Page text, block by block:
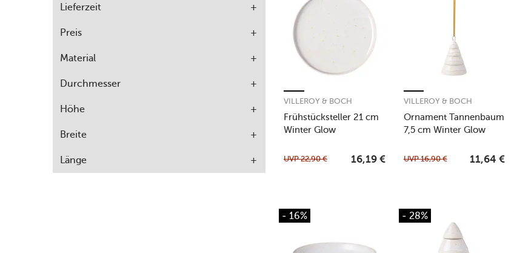
Lieferzeit
Preis
Material
Durchmesser
Höhe
Breite
Länge
Frühstücksteller 21 cm
Winter Glow
VILLEROY & BOCH
UVP22,90 € 16,19 €
Ornament Tannenbaum
7,5 cm Winter Glow
VILLEROY & BOCH
UVP16,90 € 11,64 €
- 16% - 28%